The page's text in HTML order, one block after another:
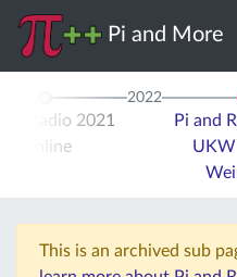
Pi and More
Radio 2021
Online
2022
Pi and
This is an archived sub